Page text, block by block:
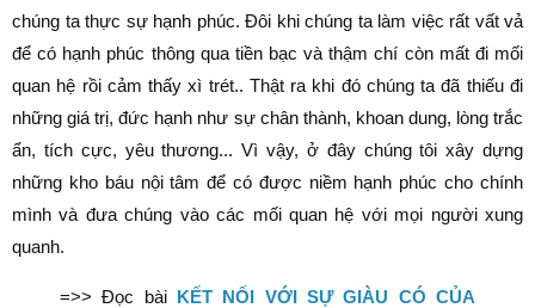
chúng ta thực sự hạnh phúc. Đôi khi chúng ta làm việc rất vất vả
để có hạnh phúc thông qua tiền bạc và thậm chí còn mất đi mối
quan hệ rồi cảm thấy xì trét.. Thật ra khi đó chúng ta đã thiếu đi
những giá trị, đức hạnh như sự chân thành, khoan dung, lòng trắc
ẩn, tích cực, yêu thương... Vì vậy, ở đây chúng tôi xây dựng
những kho báu nội tâm để có được niềm hạnh phúc cho chính
mình và đưa chúng vào các mối quan hệ với mọi người xung
quanh.
=>> Đọc bài KẾT NỐI VỚI SỰ GIÀU CÓ CỦA